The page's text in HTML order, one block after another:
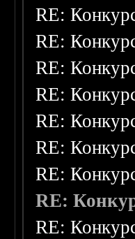
RE:
RE:
RE:
RE:
RE:
RE:
RE:
RE:
RE: